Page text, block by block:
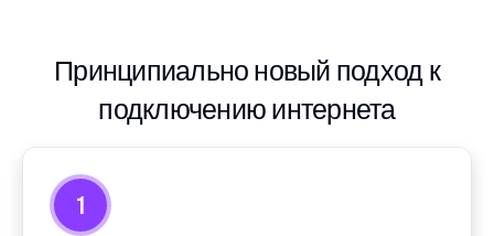
Принципиально новый подход к
подключению интернета
1